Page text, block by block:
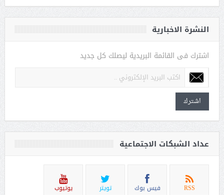
النشرة الاخبارية
اشترك فى القائمة البريدية ليصلك كل جديد
اشترك
عداد الشبكات الاجتماعية
RSS فيس بوك تويتر يوتيوب